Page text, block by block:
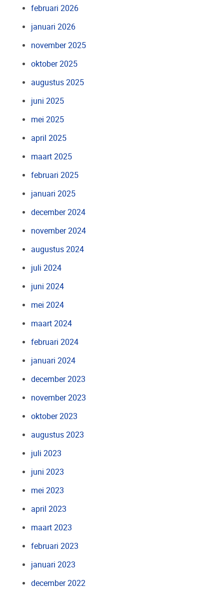
februari 2026
januari 2026
november 2025
oktober 2025
augustus 2025
juni 2025
mei 2025
april 2025
maart 2025
februari 2025
januari 2025
december 2024
november 2024
augustus 2024
juli 2024
juni 2024
mei 2024
maart 2024
februari 2024
januari 2024
december 2023
november 2023
oktober 2023
augustus 2023
juli 2023
juni 2023
mei 2023
april 2023
maart 2023
februari 2023
januari 2023
december 2022